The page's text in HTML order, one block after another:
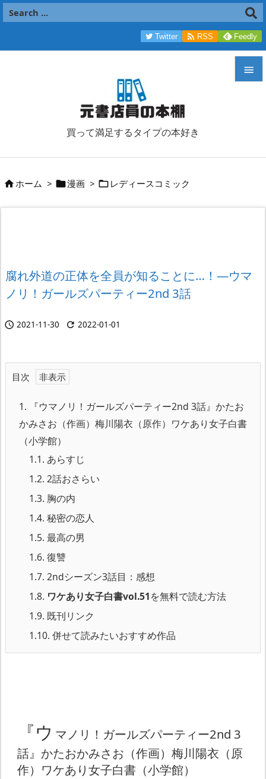
買って満足するタイプの本好き


次へ
Twitter  RSS Feedly
ホーム > 漫画 >  レディースコミック
腐れ外道の正体を全員が知ることに…！―ウマ
ノリ！ガールズパーティー2nd 3話
 2021-11-30  2022-01-01
目次
1. 『ウマノリ！ガールズパーティー2nd 3話』かたお
かみさお（作画）梅川陽衣（原作）ワケあり女子白書
（小学館）
1.1. あらすじ
1.2. 2話おさらい
1.3. 胸の内
1.4. 秘密の恋人
1.5. 最高の男
1.6. 復讐
1.7. 2ndシーズン3話目：感想
1.8. ワケあり女子白書vol.51を無料で読む方法
1.9. 既刊リンク
1.10. 併せて読みたいおすすめ作品
『ウ マノリ！ガールズパーティー2nd 3
話』かたおかみさお（作画）梅川陽衣（原
作）ワケあり女子白書（小学館）